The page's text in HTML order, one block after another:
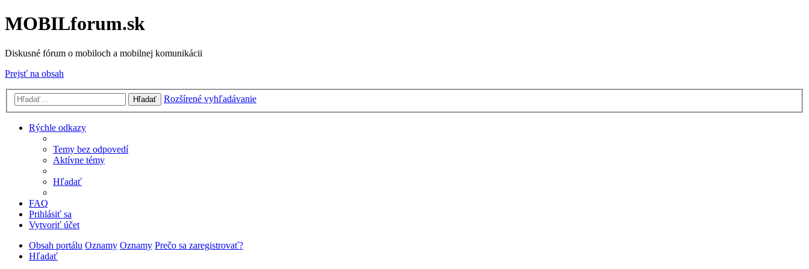
MOBILforum.sk
Diskusné fórum o mobiloch a mobilnej komunikácii
Prejsť na obsah
Hľadať Rozšírené vyhľadávanie
Rýchle odkazy
Temy bez odpovedí
Aktívne témy
Hľadať
FAQ
Prihlásiť sa
Vytvoriť účet
Obsah portálu Oznamy Oznamy Prečo sa zaregistrovať?
Hľadať